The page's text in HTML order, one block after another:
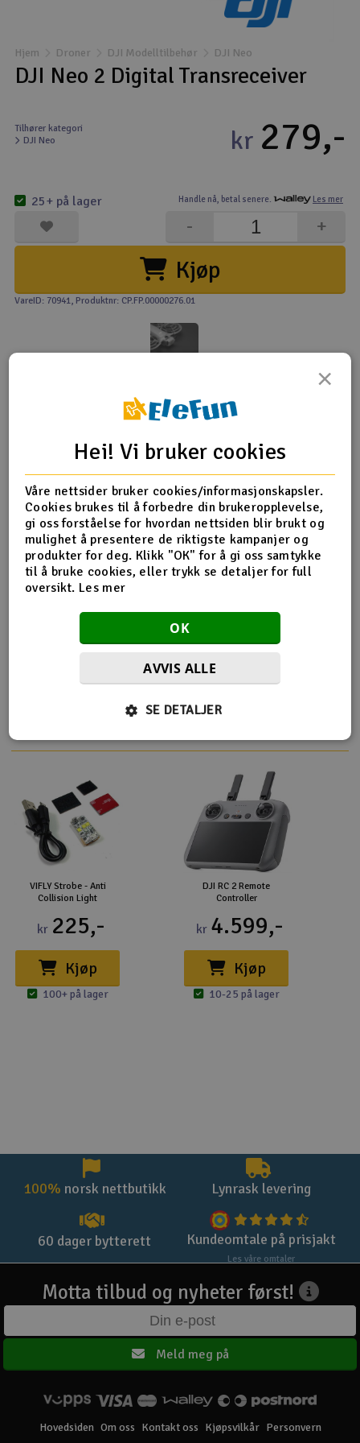
Droner
Fly
Helikopter
Kamerautstyr
Modellbygging, LEGO & byggesett
Modelljernbane
Motor & tilbehør
Raketter
Smarthjem, lek & hobby
Solenergi
Sparkesykler & elkjøretøy
Verktøy, utstyr & tilbehør
Hjem Droner DJI Modelltilbehør DJI Neo
DJI Neo 2 Digital Transreceiver
Tilhører kategori
DJI Neo
Handle nå, betal senere. Les mer
kr 279,-
Kjøp
+
-
25+ på lager
VareID: 70941, Produktnr: CP.FP.00000276.01
Tips en venn Anmeldelser
Produktinformasjon
DJI Neo 2 Digital Transreceiver kreves ved bruk av
designerte DJI kontroll og briller.
Flere så også på
VIFLY Strobe - Anti
Collision Light
kr 225,-
Kjøp
100+ på lager
DJI RC 2 Remote
Controller
kr 4.599,-
Kjøp
10-25 på lager
100% norsk nettbutikk Lynrask levering
60 dager bytterett Kundeomtale på prisjakt
Les våre omtaler
Motta tilbud og nyheter først!
Meld meg på
Hovedsiden Om oss Kontakt oss Kjøpsvilkår Personvern
×
Hei! Vi bruker cookies
Våre nettsider bruker cookies/informasjonskapsler.
Cookies brukes til å forbedre din brukeropplevelse,
gi oss forståelse for hvordan nettsiden blir brukt og
mulighet å presentere de riktigste kampanjer og
produkter for deg. Klikk "OK" for å gi oss samtykke
til å bruke cookies, eller trykk se detaljer for full
oversikt. Les mer
OK
AVVIS ALLE
SE DETALJER